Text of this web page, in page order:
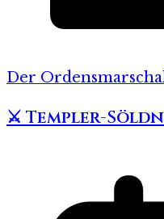
Der
⚔️ Templer-